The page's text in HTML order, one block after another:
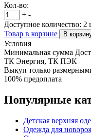
Кол-во:
+ -
Доступное количество: 2
Товар в корзине
В
Условия
Минимальная сумма
ТК Энергия, ТК ПЭК
Выкуп только
100% предоплата
Популярные
Детская верхняя
Одежда для